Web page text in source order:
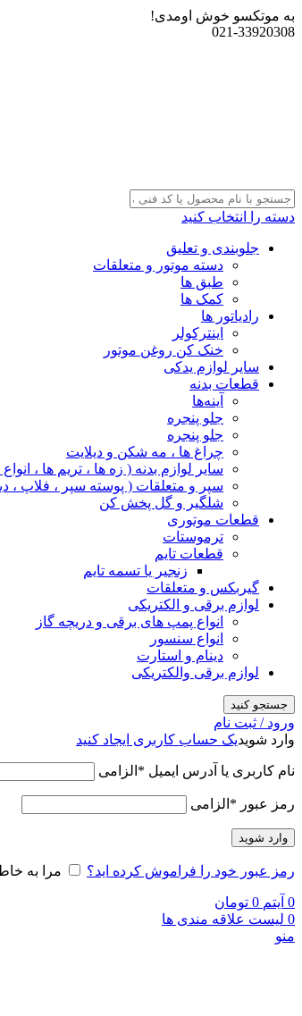
به موتکسو خوش اومدی!
021-33920308
دسته را انتخاب کنید
جلوبندی و تعلیق
دسته موتور و متعلقات
طبق ها
کمک ها
رادیاتور ها
اینترکولر
خنک کن روغن موتور
سایر لوازم یدکی
قطعات بدنه
آینه‌ها
جلو پنجره
جلو پنجره
چراغ‌ ها ، مه‌ شکن و دیلایت
سایر لوازم بدنه ( زه ها ، تریم ها ،
سپر و متعلقات ( پوسته سپر ، فلاپ ،
شلگیر و گل‌ پخش‌ کن
قطعات موتوری
ترموستات
قطعات تایم
زنجیر یا تسمه تایم
گیربکس و متعلقات
لوازم برقی و الکتریکی
انواع پمپ های برقی و دریچه گاز
انواع سنسور
دینام و استارت
لوازم برقی والکتریکی
جستجو کنید
ورود / ثبت نام
وارد شویدیک حساب کاربری ایجاد کنید
نام کاربری یا آدرس ایمیل * الزامی
رمز عبور * الزامی
وارد شوید
رمز عبور خود را فراموش کرده اید؟ مرا به
0 آیتم 0 تومان
0 لیست علاقه مندی ها
منو